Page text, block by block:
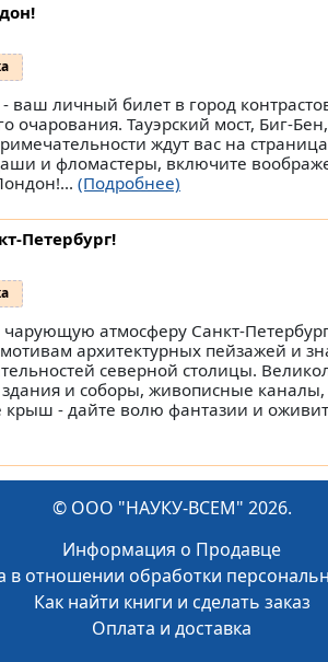
- ваш личный билет в город
очарования. Тауэрский мост, Биг-
ждут вас на
и фломастеры, включите
(Подробнее)
Петербург!
чарующую атмосферу Санкт-
архитектурных пейзажей и
северной столицы.
здания и соборы, живописные каналы,
крыш - дайте волю фантазии и
© ООО "НАУКУ-ВСЕМ" 2026.
Информация о Продавце
в отношении обработки
Как найти книги и сделать заказ
Оплата и доставка